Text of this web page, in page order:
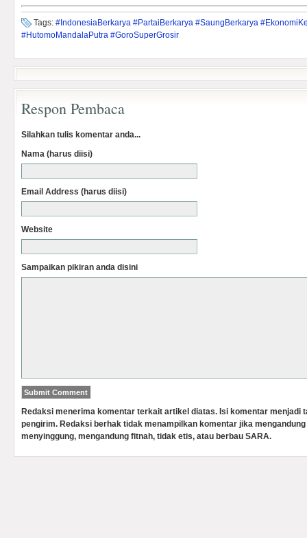
Tags: #IndonesiaBerkarya #PartaiBerkarya #SaungBerkarya
#HutomoMandalaPutra #GoroSuperGrosir
Respon Pembaca
Silahkan tulis komentar anda...
Nama (harus diisi)
Email Address (harus diisi)
Website
Sampaikan pikiran anda disini
Redaksi menerima komentar terkait artikel diatas. Isi komentar menjadi
pengirim. Redaksi berhak tidak menampilkan komentar jika
menyinggung, mengandung fitnah, tidak etis, atau berbau SARA.